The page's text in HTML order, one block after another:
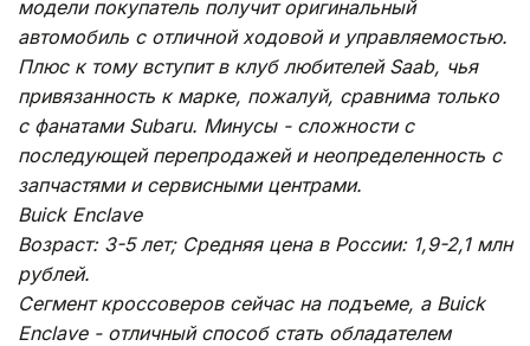
модели покупатель получит оригинальный
автомобиль с отличной ходовой и управляемостью.
Плюс к тому вступит в клуб любителей Saab, чья
привязанность к марке, пожалуй, сравнима только
с фанатами Subaru. Минусы - сложности с
последующей перепродажей и неопределенность с
запчастями и сервисными центрами.
Buick Enclave
Возраст: 3-5 лет; Средняя цена в России: 1,9-2,1 млн
рублей.
Сегмент кроссоверов сейчас на подъеме, а Buick
Enclave - отличный способ стать обладателем